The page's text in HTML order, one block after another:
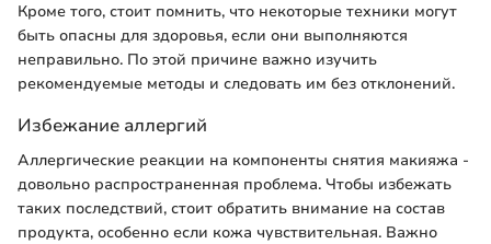
Кроме того, стоит помнить, что некоторые техники могут
быть опасны для здоровья, если они выполняются
неправильно. По этой причине важно изучить
рекомендуемые методы и следовать им без отклонений.
Избежание аллергий
Аллергические реакции на компоненты снятия макияжа -
довольно распространенная проблема. Чтобы избежать
таких последствий, стоит обратить внимание на состав
продукта, особенно если кожа чувствительная. Важно